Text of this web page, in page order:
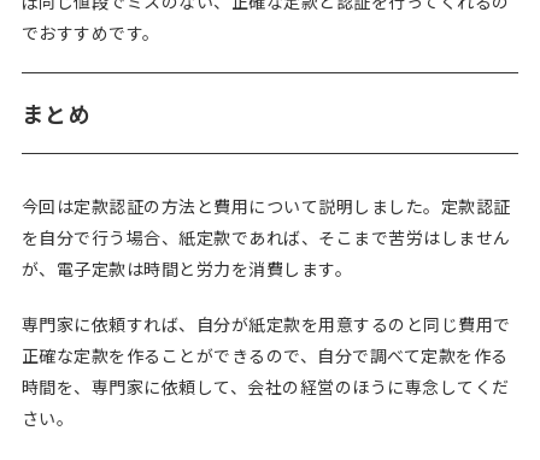
でおすすめです。
まとめ
今回は定款認証の方法と費用について説明しました。定款認証
を自分で行う場合、紙定款であれば、そこまで苦労はしません
が、電子定款は時間と労力を消費します。
専門家に依頼すれば、自分が紙定款を用意するのと同じ費用で
正確な定款を作ることができるので、自分で調べて定款を作る
時間を、専門家に依頼して、会社の経営のほうに専念してくだ
さい。